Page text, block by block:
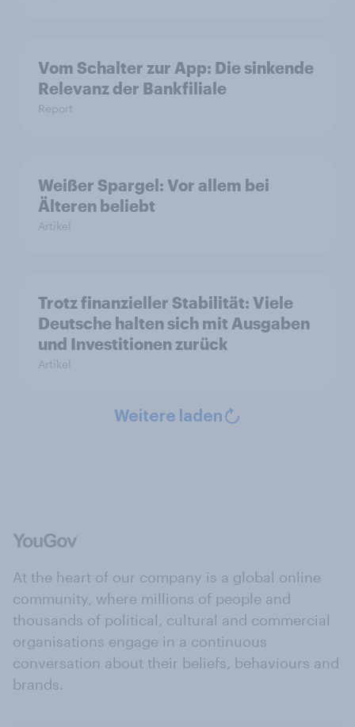
Vom Schalter zur App: Die sinkende
Relevanz der Bankfiliale
Report
Weißer Spargel: Vor allem bei
Älteren beliebt
Artikel
Trotz finanzieller Stabilität: Viele
Deutsche halten sich mit Ausgaben
und Investitionen zurück
Artikel
Weitere laden
At the heart of our company is a global online
community, where millions of people and
thousands of political, cultural and commercial
organisations engage in a continuous
conversation about their beliefs, behaviours and
brands.